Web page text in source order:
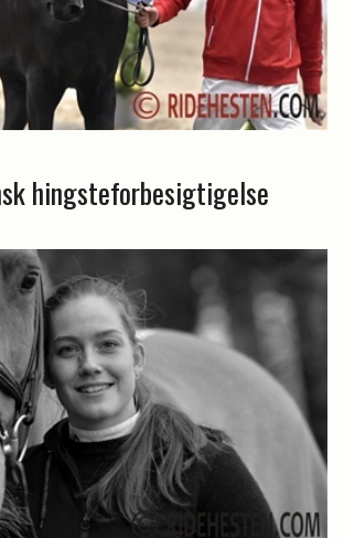
hingsteforbesigtigelse